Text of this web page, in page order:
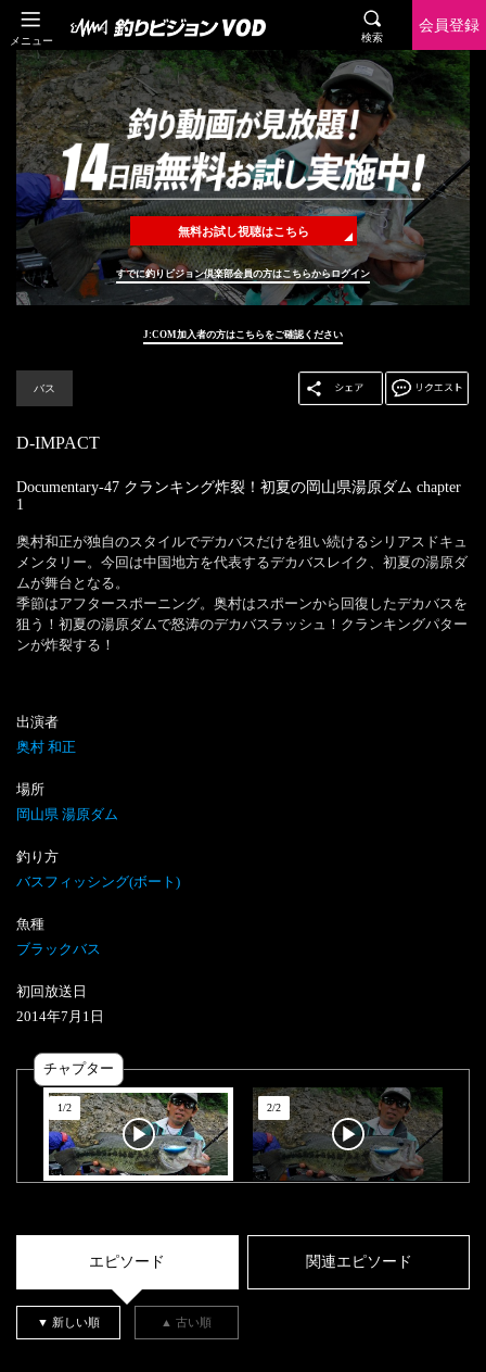
メニュー 検索
会員登録
無料お試し視聴はこちら
すでに釣りビジョン倶楽部会員の方はこちらからログイン
J:COM加入者の方はこちらをご確認ください
バス
D-IMPACT
Documentary-47 クランキング炸裂！初夏の岡山県湯原ダム chapter
1
奥村和正が独自のスタイルでデカバスだけを狙い続けるシリアスドキュ
メンタリー。今回は中国地方を代表するデカバスレイク、初夏の湯原ダ
ムが舞台となる。
季節はアフタースポーニング。奥村はスポーンから回復したデカバスを
狙う！初夏の湯原ダムで怒涛のデカバスラッシュ！クランキングパター
ンが炸裂する！
出演者
奥村 和正
場所
岡山県 湯原ダム
釣り方
バスフィッシング(ボート)
魚種
ブラックバス
初回放送日
2014年7 月 1 日
チャプター
1/2 2/2
エピソード 関連エピソード
▼ 新しい順 ▲ 古い順